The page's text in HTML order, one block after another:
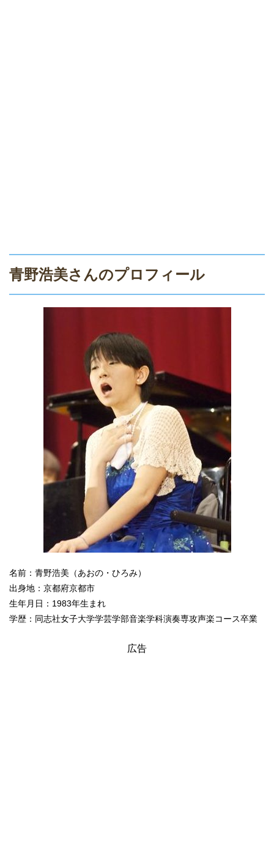
青野浩美さんのプロフィール
名前：青野浩美（あおの・ひろみ）
出身地：京都府京都市
生年月日：1983年生まれ
学歴：同志社女子大学学芸学部音楽学科演奏専攻声楽コース卒業
広告